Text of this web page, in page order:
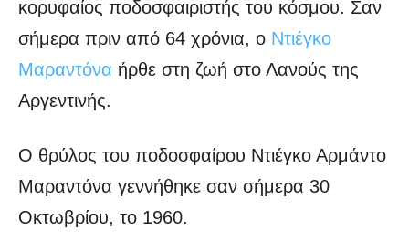
κορυφαίος ποδοσφαιριστής του κόσμου. Σαν
σήμερα πριν από 64 χρόνια, ο Ντιέγκο
Μαραντόνα ήρθε στη ζωή στο Λανούς της
Αργεντινής.
Ο θρύλος του ποδοσφαίρου Ντιέγκο Αρμάντο
Μαραντόνα γεννήθηκε σαν σήμερα 30
Οκτωβρίου, το 1960.